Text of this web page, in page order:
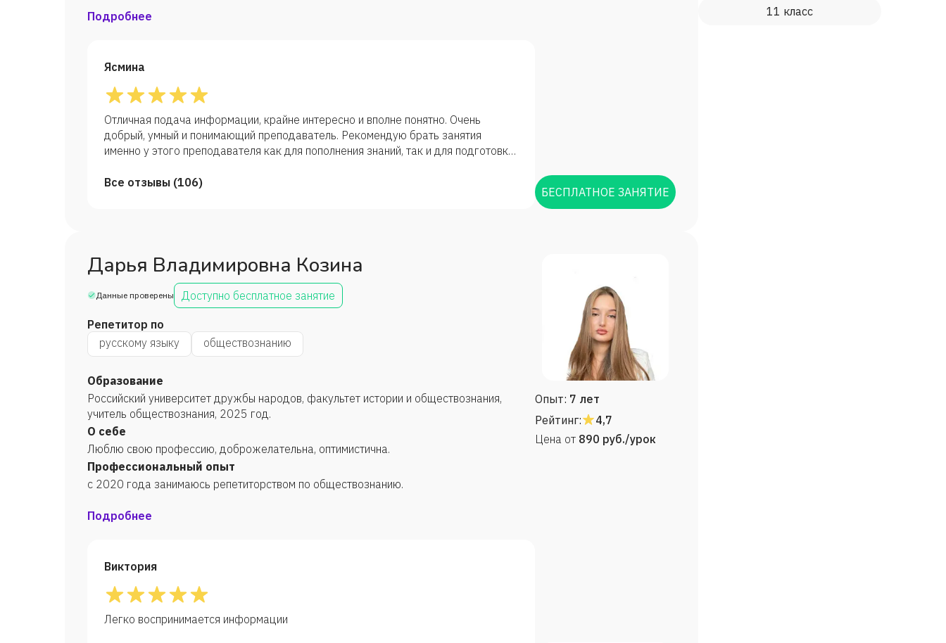
университете.
Подробнее
Ясмина
Отличная подача информации, крайне интересно и вполне понятно. Очень
добрый, умный и понимающий преподаватель. Рекомендую брать занятия
именно у этого преподавателя как для пополнения знаний, так и для подготовки
Все отзывы (106)
БЕСПЛАТНОЕ ЗАНЯТИЕ
Дарья Владимировна Козина
Данные проверены Доступно бесплатное занятие
Репетитор по
русскому языку
обществознанию
Образование
Российский университет дружбы народов, факультет истории и обществознания,
учитель обществознания, 2025 год.
О себе
Люблю свою профессию, доброжелательна, оптимистична.
Профессиональный опыт
с 2020 года занимаюсь репетиторством по обществознанию.
Подробнее
Виктория
Легко воспринимается информации
Опыт: 7 лет
Рейтинг:
4,7
Цена от 890 руб./урок
11 класс